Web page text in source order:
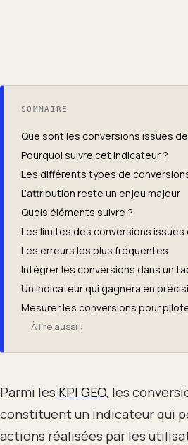
SOMMAIRE
Que sont les conversions issues
Pourquoi suivre cet indicateur ?
Les différents types de
L’attribution reste un enjeu majeur
Quels éléments suivre ?
Les limites des conversions issues
Les erreurs les plus fréquentes
Intégrer les conversions dans un
Un indicateur qui gagnera en
Mesurer les conversions pour
À lire aussi :
Parmi les KPI GEO, les
constituent un indicateur qui
actions réalisées par les